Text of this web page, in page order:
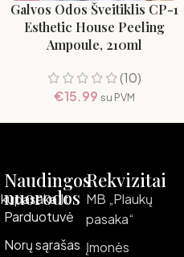
Galvos Odos Šveitiklis CP-1
Esthetic House Peeling
Ampoule, 210ml
(10)
€15.99 su PVM
Naudingos
nuorodos
Parduotuvė
Norų sąrašas
Rekvizitai
MB „Plaukų
pasaka“
Įmonės